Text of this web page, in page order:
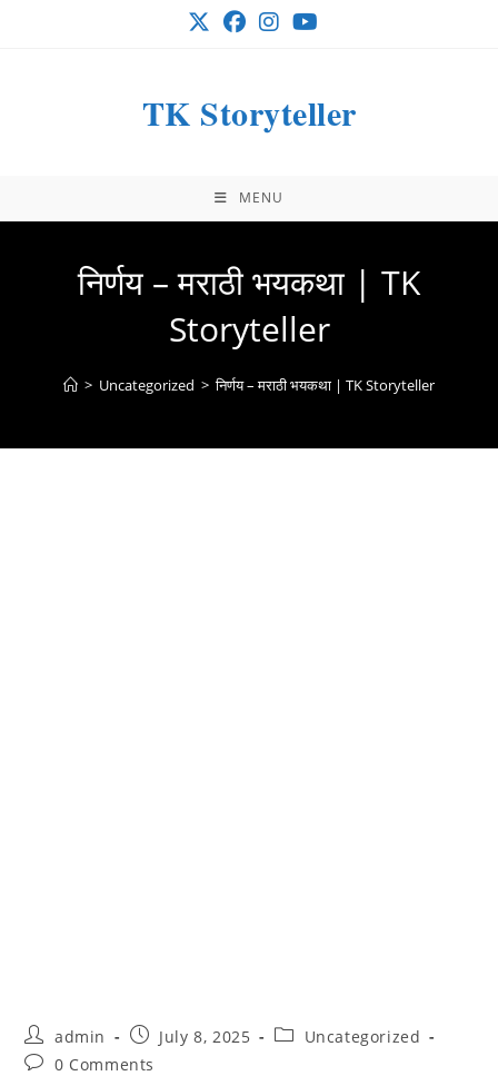
TK Storyteller
MENU
निर्णय – मराठी भयकथा | TK
Storyteller
> Uncategorized > निर्णय – मराठी भयकथा | TK Storyteller
Post
author:
admin
Post
published:
July 8, 2025
PostUncategorized
Post0 Comments